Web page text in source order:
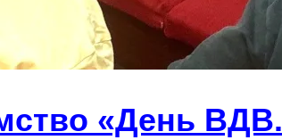
«День